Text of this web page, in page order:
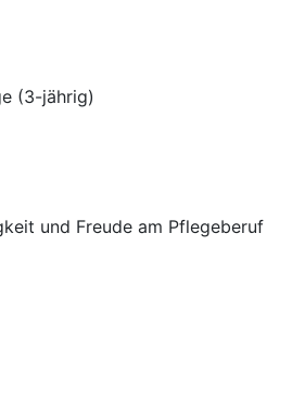
(3-jährig)
und Freude am Pflegeberuf